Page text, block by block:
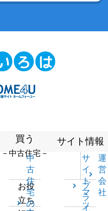
買う
－中古住宅－
中
古
住
宅
の
お役
立ち
サイト情報
サ
イ
ト
マ
ッ
運
営
会
社
プ
ラ
イ